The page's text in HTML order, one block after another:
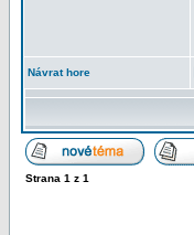
Návrat hore
Strana 1 z 1